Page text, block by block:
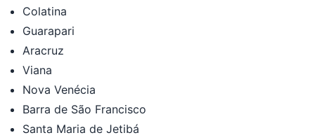
Colatina
Guarapari
Aracruz
Viana
Nova Venécia
Barra de São Francisco
Santa Maria de Jetibá